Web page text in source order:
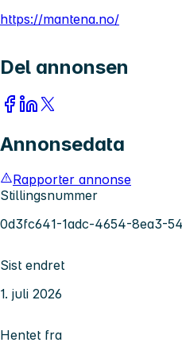
https://mantena.no/
Del annonsen
Annonsedata
Rapporter annonse
Stillingsnummer
0d3fc641-1adc-4654-8ea3-
Sist endret
1. juli 2026
Hentet fra